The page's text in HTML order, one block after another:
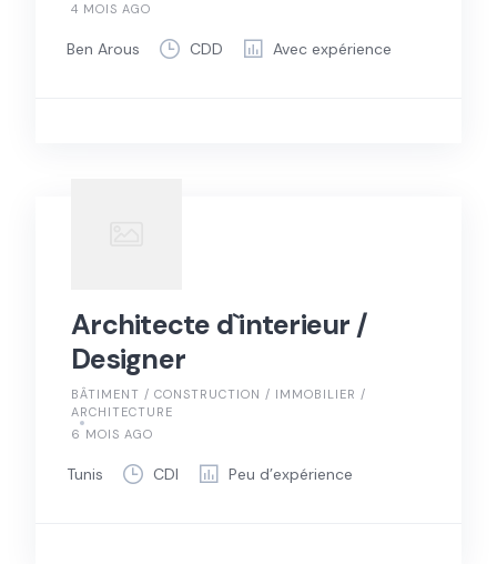
4 MOIS AGO
Ben Arous CDD Avec expérience
Architecte d`interieur /
Designer
BÂTIMENT / CONSTRUCTION / IMMOBILIER /
ARCHITECTURE
6 MOIS AGO
Tunis CDI Peu d’expérience